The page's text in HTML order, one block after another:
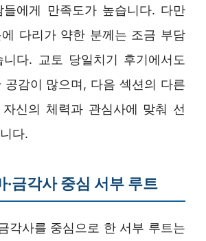
들에게 만족도가 높습니다. 다만
다리가 약한 분께는 조금 부담
다. 교토 당일치기 후기에서도
공감이 많으며, 다음 섹션의 다른
신의 체력과 관심사에 맞춰 선
다.
·금각사 중심 서부 루트
각사를 중심으로 한 서부 루트는